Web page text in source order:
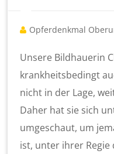
Opferdenkmal
Unsere Bildhauerin
krankheitsbedingt
nicht in der Lage,
Daher hat sie sich
umgeschaut, um
ist, unter ihrer Regie